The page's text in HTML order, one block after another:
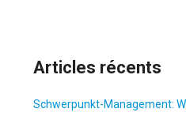
Articles récents
Schwerpunkt-Management: